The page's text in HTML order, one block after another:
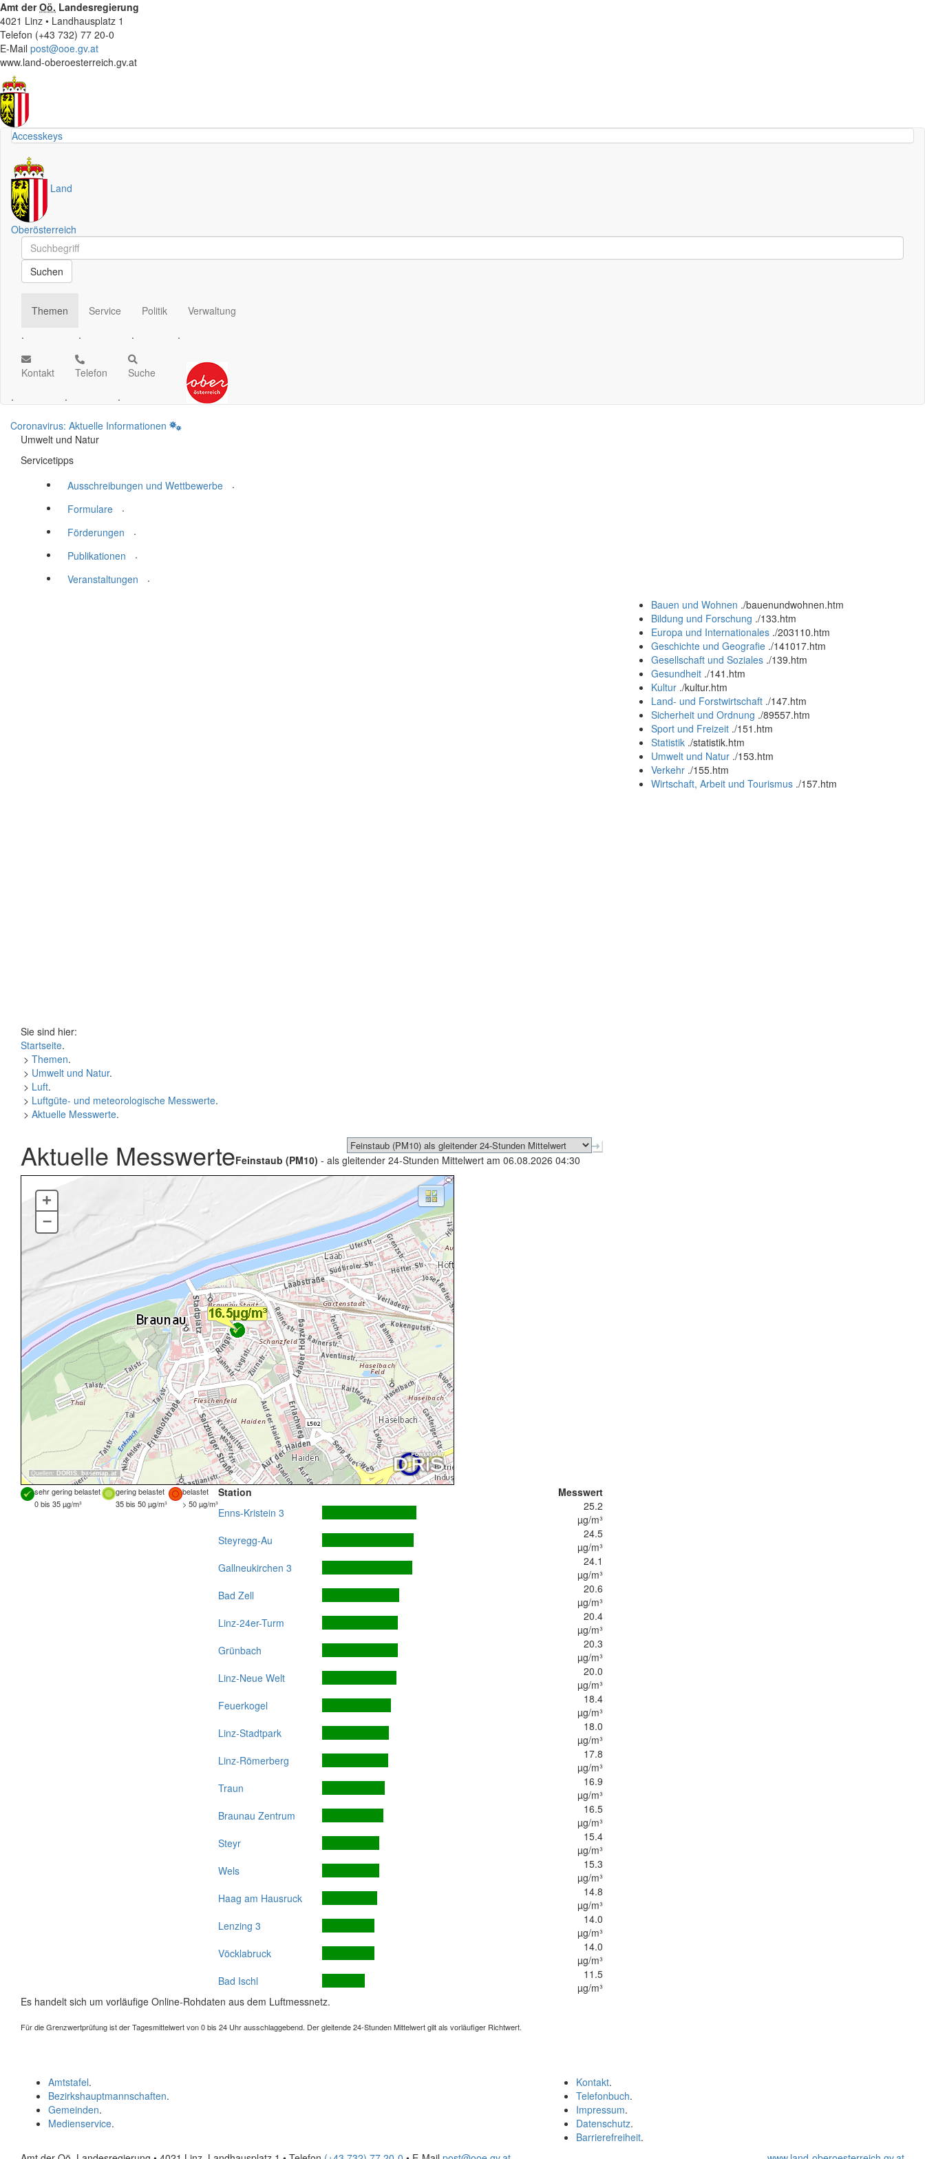
Amt derOö. Landesregierung
4021 Linz • Landhausplatz 1
Telefon (+43 732) 77 20-0
E-Mail post@ooe.gv.at
www.land-oberoesterreich.gv.at
Accesskeys
Land
Oberösterreich
Schnellsuche
Schnellsuche
Suchen
Themen
.
Service
.
Politik
.
Verwaltung
.
Kontakt
.
Telefon
.
Suche
.
Coronavirus: Aktuelle Informationen
Umwelt und Natur
Servicetipps
Ausschreibungen und Wettbewerbe
.
Formulare
.
Förderungen
.
Publikationen
.
Veranstaltungen
.
Bauen und Wohnen ./bauenundwohnen.htm
Bildung und Forschung ./133.htm
Europa und Internationales ./203110.htm
Geschichte und Geografie ./141017.htm
Gesellschaft und Soziales ./139.htm
Gesundheit ./141.htm
Kultur ./kultur.htm
Land- und Forstwirtschaft ./147.htm
Sicherheit und Ordnung ./89557.htm
Sport und Freizeit ./151.htm
Statistik ./statistik.htm
Umwelt und Natur ./153.htm
Verkehr ./155.htm
Wirtschaft, Arbeit und Tourismus ./157.htm
Sie sind hier:
Startseite.
> Themen.
> Umwelt und Natur.
> Luft.
> Luftgüte- und meteorologische Messwerte.
> Aktuelle Messwerte.
Aktuelle MesswerteFeinstaub (PM10) - als gleitender 24-Stunden Mittelwert am 06.08.2026 04:30
Quellen: DORIS, basemap.at
+
–
sehr gering belastet gering belastet
belastet
0 bis 35 µg/m³
35 bis 50 µg/m³ > 50 µg/m³
Station
Messwert
Enns-Kristein 3
25.2
µg/m³
Steyregg-Au
24.5
µg/m³
Gallneukirchen 3
24.1
µg/m³
Bad Zell
20.6
µg/m³
Linz-24er-Turm
20.4
µg/m³
Grünbach
20.3
µg/m³
Linz-Neue Welt
20.0
µg/m³
Feuerkogel
18.4
µg/m³
Linz-Stadtpark
18.0
µg/m³
Linz-Römerberg
17.8
µg/m³
Traun
16.9
µg/m³
Braunau Zentrum
16.5
µg/m³
Steyr
15.4
µg/m³
Wels
15.3
µg/m³
Haag am Hausruck
14.8
µg/m³
Lenzing 3
14.0
µg/m³
Vöcklabruck
14.0
µg/m³
Bad Ischl
11.5
µg/m³
Es handelt sich um vorläufige Online-Rohdaten aus dem Luftmessnetz.
Für die Grenzwertprüfung ist der Tagesmittelwert von 0 bis 24 Uhr ausschlaggebend. Der gleitende 24-Stunden Mittelwert gilt als vorläufiger Richtwert.
Kontakt.
Telefonbuch.
Impressum.
Datenschutz.
Barrierefreiheit.
Amtstafel.
Bezirkshauptmannschaften.
Gemeinden.
Medienservice.